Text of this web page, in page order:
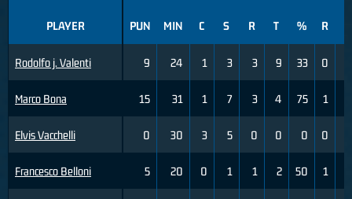
PLAYER
Rodolfo j. Valenti
Marco Bona
Elvis Vacchelli
Francesco Belloni
PUN MIN C S R T % R
9 24 1 3 3 9 33 0
15 31 1 7 3 4 75 1
0 30 3 5 0 0 0 0
5 20 0 1 1 2 50 1